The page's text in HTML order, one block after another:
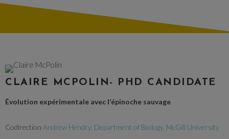
CLAIRE MCPOLIN- PHD CANDIDATE
Évolution expérimentale avec l'épinoche sauvage
Codirection Andrew Hendry, Department of Biology, McGill University